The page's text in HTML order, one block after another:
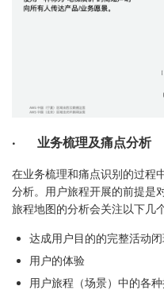
· 业务梳理及痛点分析
在业务梳理和痛点识别的过程
分析。用户旅程开展的前提是
旅程地图的分析会关注以下几
达成用户目的的完整活动
用户的体验
用户旅程（场景）中的各